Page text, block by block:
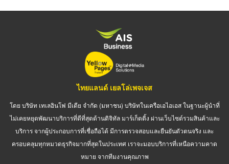
ไทยแลนด์ เยลโล่เพจเจส
โดย บริษัท เทเลอินโฟ มีเดีย จำกัด (มหาชน) บริษัทในเครือเอไอเอส ในฐานะผู้นำที่
ไม่เคยหยุดพัฒนาบริการที่ดีที่สุดด้านดิจิทัล มาร์เก็ตติ้ง ผ่านเว็บไซต์รวมสินค้าและ
บริการ จากผู้ประกอบการที่เชื่อถือได้ มีการตรวจสอบและยืนยันตัวตนจริง และ
ครอบคลุมทุกหมวดธุรกิจมากที่สุดในประเทศ เราจะมอบบริการที่เหนือความคาด
หมาย จากทีมงานคุณภาพ